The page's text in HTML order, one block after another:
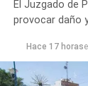
Noroeste,
donde se
y alimentos.
En paralelo,
El Juzgado de
provocar daño
Hace 17 horasel